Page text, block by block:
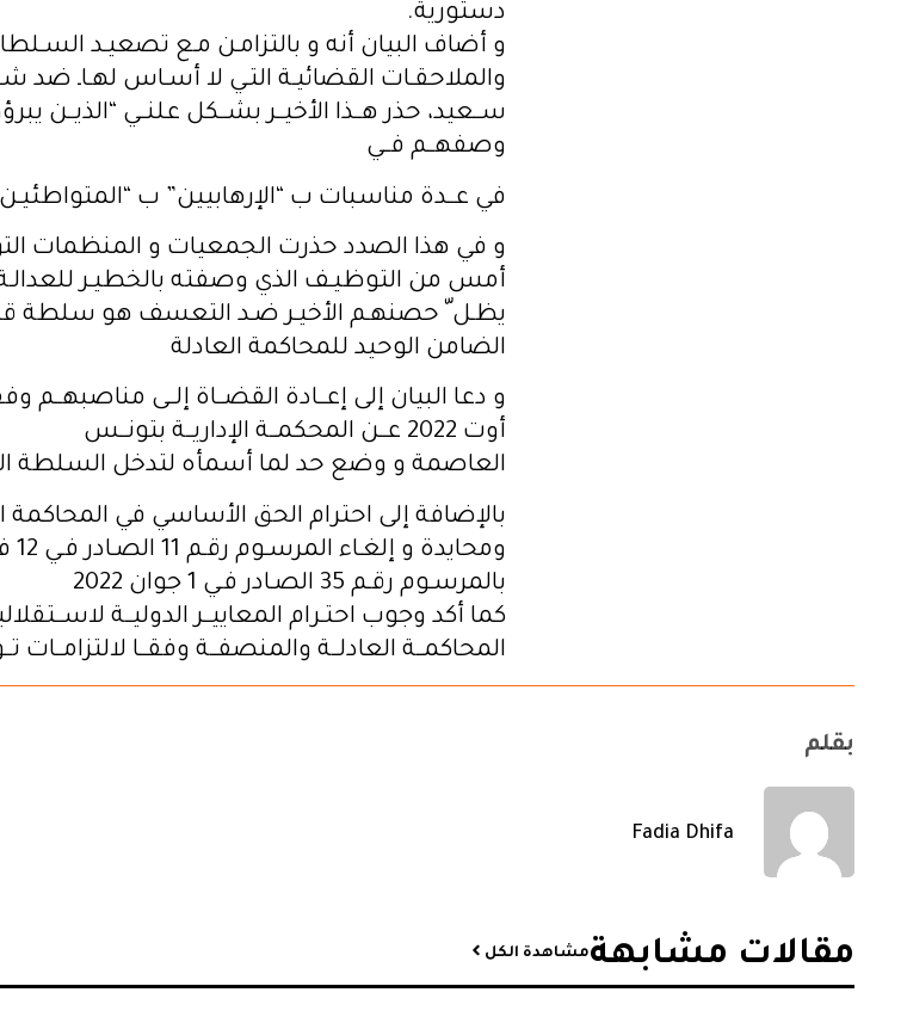
دستورية.
و أضاف البيان أنه و بالتزامـن مـع تصعيـد
والملاحقـات القضائيـة التـي لا أسـاس لهـاـ ضد
ســعيد، حذر هــذا الأخيــر بشــكل علنــي “الذيــن
وصفهــم فــي
في عــدة مناسبات ب “الإرهابيين” ب
و في هذا الصدد حذرت الجمعيات و المنظمات
أمس من التوظيـف الذي وصفته بالخطيـر
يظـل ّ حصنهـم الأخيـر ضـد التعسف هو سلطة
الضامن الوحيد للمحاكمة العادلة
و دعا البيان إلى إعــادة القضــاة إلــى مناصبهــم
أوت 2022 عــن المحكمــة الإداريــة بتونــس
العاصمة و وضع حد لما أسمأه لتدخل السلطة
بالإضافة إلى احترام الحق الأساسي في
بالمرسـوم رقـم 35 الصـادر فـي 1 جوان 2022
كما أكد وجوب احتـرام المعاييــر الدوليــة
المحاكمــة العادلــة والمنصفــة وفقــا لالتزامــات
بقلم
Fadia Dhifa
مقالات مشابهة​مشاهدة الكل